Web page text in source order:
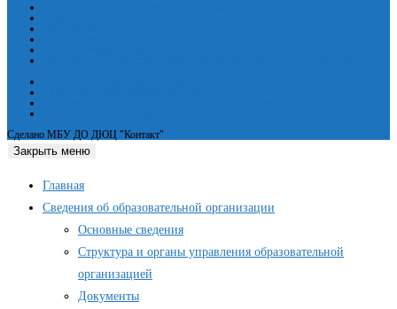
Сделано МБУ ДО ДЮЦ "Контакт"
Закрыть меню
Главная
Сведения об образовательной организации
Основные сведения
Структура и органы управления образовательной
организацией
Документы